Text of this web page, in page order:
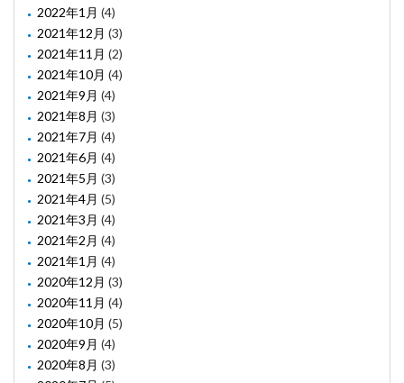
2022年1月 (4)
2021年12月 (3)
2021年11月 (2)
2021年10月 (4)
2021年9月 (4)
2021年8月 (3)
2021年7月 (4)
2021年6月 (4)
2021年5月 (3)
2021年4月 (5)
2021年3月 (4)
2021年2月 (4)
2021年1月 (4)
2020年12月 (3)
2020年11月 (4)
2020年10月 (5)
2020年9月 (4)
2020年8月 (3)